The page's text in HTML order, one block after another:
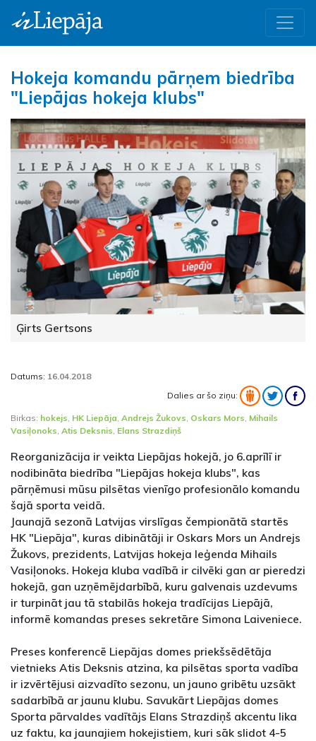
Hokeja komandu pārņem biedrība
"Liepājas hokeja klubs"
Ģirts Gertsons
Datums: 16.04.2018
Dalies ar šo ziņu:
Birkas: hokejs, HK Liepāja, Andrejs Žukovs, Oskars Mors, Mihails
Vasiļonoks, Atis Deksnis, Elans Strazdiņš
Reorganizācija ir veikta Liepājas hokejā, jo 6.aprīlī ir
nodibināta biedrība "Liepājas hokeja klubs", kas
pārņēmusi mūsu pilsētas vienīgo profesionālo komandu
šajā sporta veidā.
Jaunajā sezonā Latvijas virslīgas čempionātā startēs
HK "Liepāja", kuras dibinātāji ir Oskars Mors un Andrejs
Žukovs, prezidents, Latvijas hokeja leģenda Mihails
Vasiļonoks. Hokeja kluba vadībā ir cilvēki gan ar pieredzi
hokejā, gan uzņēmējdarbībā, kuru galvenais uzdevums
ir turpināt jau tā stabilās hokeja tradīcijas Liepājā,
informē komandas preses sekretāre Simona Laiveniece.
Preses konferencē Liepājas domes priekšsēdētāja
vietnieks Atis Deksnis atzina, ka pilsētas sporta vadība
ir izvērtējusi aizvadīto sezonu, un jauno gribētu uzsākt
sadarbībā ar jaunu klubu. Savukārt Liepājas domes
Sporta pārvaldes vadītājs Elans Strazdiņš akcentu lika
uz faktu, ka jaunajiem hokejistiem, kuri sāk slidot 4-5